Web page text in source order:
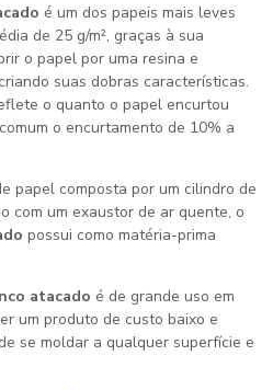
é um dos papeis mais leves
de 25 g/m², graças à sua
o papel por uma resina e
suas dobras características.
o quanto o papel encurtou
o encurtamento de 10% a
papel composta por um cilindro de
com um exaustor de ar quente, o
possui como matéria-prima
atacado é de grande uso em
um produto de custo baixo e
se moldar a qualquer superfície e